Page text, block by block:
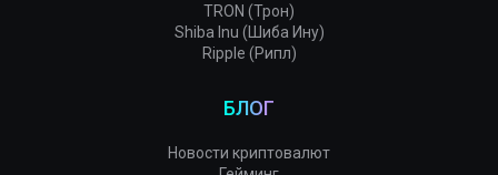
TRON (Трон)
Shiba Inu (Шиба Ину)
Ripple (Рипл)
БЛОГ
Новости криптовалют